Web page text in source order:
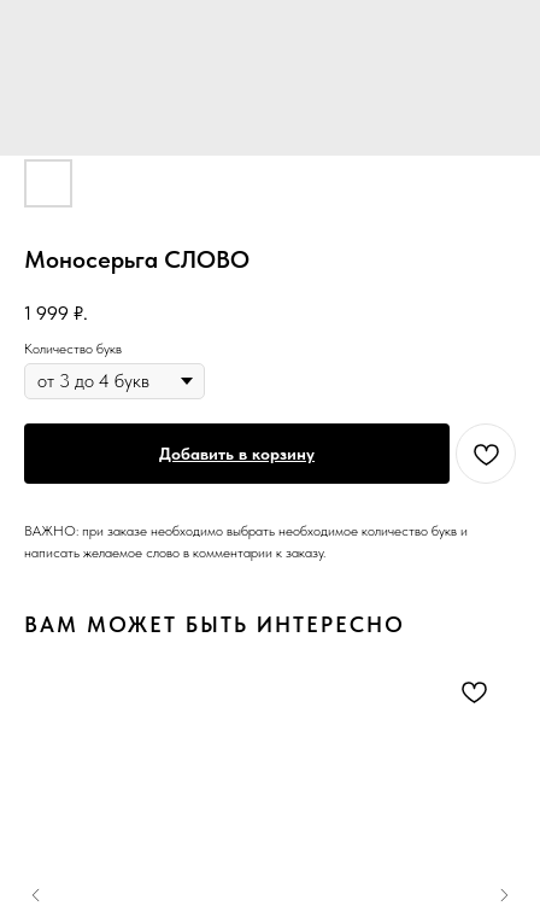
Моносерьга СЛОВО
1 999 ₽.
Количество букв
Добавить в корзину
ВАЖНО: при заказе необходимо выбрать необходимое количество букв и
написать желаемое слово в комментарии к заказу.
ВАМ МОЖЕТ БЫТЬ ИНТЕРЕСНО